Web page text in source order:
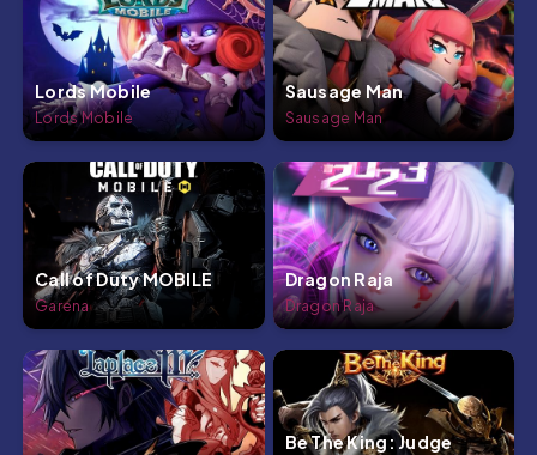
Lords Mobile
Lords Mobile
Sausage Man
Sausage Man
Call of Duty MOBILE
Garena
Dragon Raja
Dragon Raja
Be The King: Judge